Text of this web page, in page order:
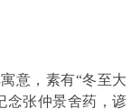
意，素有“冬至大
念张仲景舍药，谚